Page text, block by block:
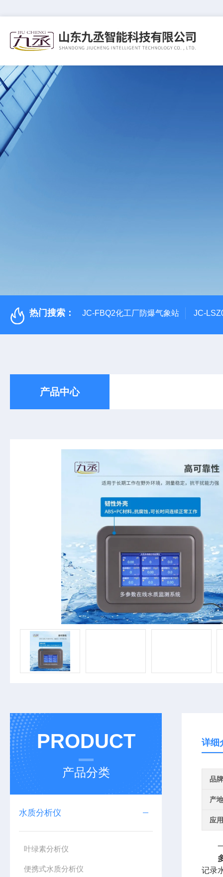
热门搜索： JC-FBQ2化工厂防爆气象站 JC-
产品中心
PRODUCT
产品分类
水质分析仪
叶绿素分析仪
便携式水质分析仪
详细
品牌
产
应
一
记录